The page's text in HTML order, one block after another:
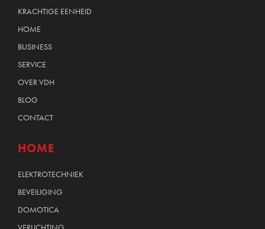
KRACHTIGE EENHEID
HOME
BUSINESS
SERVICE
OVER VDH
BLOG
CONTACT
HOME
ELEKTROTECHNIEK
BEVEILIGING
DOMOTICA